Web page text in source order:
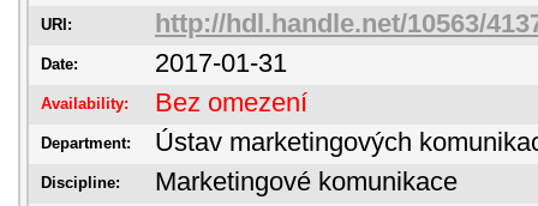
URI: http://hdl.handle.net/10563/
Date: 2017-01-31
Availability: Bez omezení
Department: Ústav marketingových
Discipline: Marketingové komunikace